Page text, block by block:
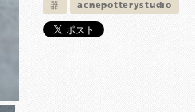
器 acnepotterystudio